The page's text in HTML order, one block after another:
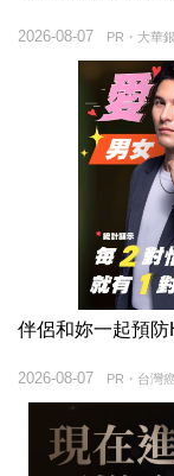
PR・大華
2026-08-07
伴侶和妳一起預防
PR・台灣
2026-08-07